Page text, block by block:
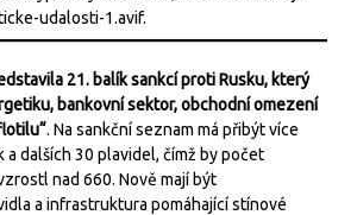
21. balík sankcí proti Rusku, který
bankovní sektor, obchodní omezení
. Na sankční seznam má přibýt více
a dalších 30 plavidel, čímž by počet
nad 660. Nově mají být
a infrastruktura pomáhající stínové